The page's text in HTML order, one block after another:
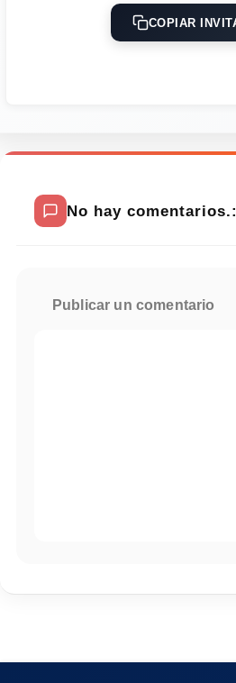
COPIAR
No hay comentarios.:
Publicar un comentario